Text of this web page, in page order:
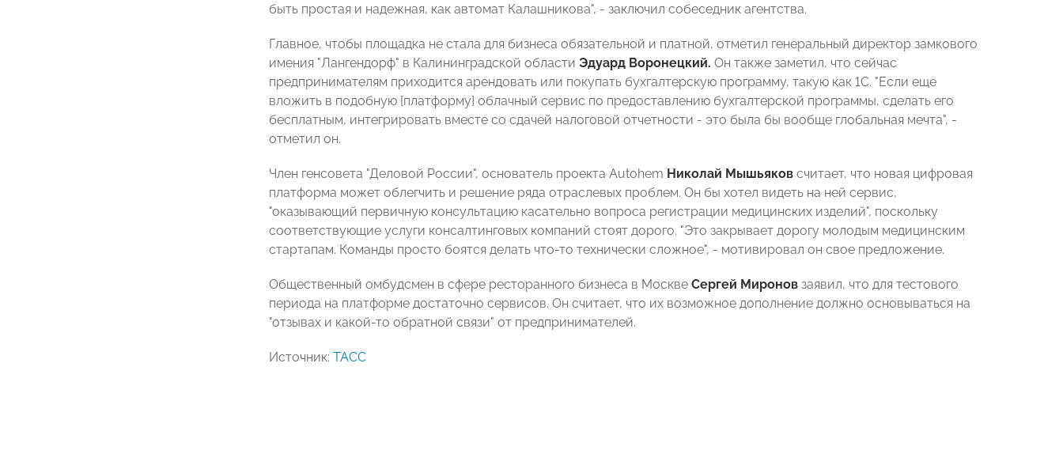
быть простая и надежная, как автомат Калашникова", - заключил собеседник агентства.
Главное, чтобы площадка не стала для бизнеса обязательной и платной, отметил генеральный директор замкового
имения "Лангендорф" в Калининградской области Эдуард Воронецкий. Он также заметил, что сейчас
предпринимателям приходится арендовать или покупать бухгалтерскую программу, такую как 1С. "Если еще
вложить в подобную [платформу] облачный сервис по предоставлению бухгалтерской программы, сделать его
бесплатным, интегрировать вместе со сдачей налоговой отчетности - это была бы вообще глобальная мечта", -
отметил он.
Член генсовета "Деловой России", основатель проекта Autohem Николай Мышьяков считает, что новая цифровая
платформа может облегчить и решение ряда отраслевых проблем. Он бы хотел видеть на ней сервис,
"оказывающий первичную консультацию касательно вопроса регистрации медицинских изделий", поскольку
соответствующие услуги консалтинговых компаний стоят дорого. "Это закрывает дорогу молодым медицинским
стартапам. Команды просто боятся делать что-то технически сложное", - мотивировал он свое предложение.
Общественный омбудсмен в сфере ресторанного бизнеса в Москве Сергей Миронов заявил, что для тестового
периода на платформе достаточно сервисов. Он считает, что их возможное дополнение должно основываться на
"отзывах и какой-то обратной связи" от предпринимателей.
Источник: ТАСС